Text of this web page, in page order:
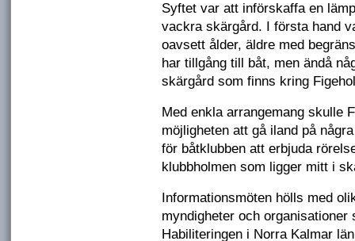
Syftet var att införskaffa en
vackra skärgård. I första hand
oavsett ålder, äldre med
har tillgång till båt, men ändå
skärgård som finns kring
Med enkla arrangemang skulle
möjligheten att gå iland på
för båtklubben att erbjuda
klubbholmen som ligger mitt i
Informationsmöten hölls med
myndigheter och organisationer
Habiliteringen i Norra Kalmar